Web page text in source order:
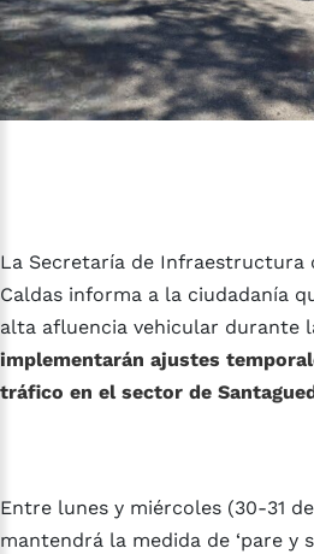
La Secretaría de Infraestructura
Caldas informa a la ciudadanía
alta afluencia vehicular durante
implementarán ajustes
tráfico en el sector de
Entre lunes y miércoles (30-31
mantendrá la medida de ‘pare y